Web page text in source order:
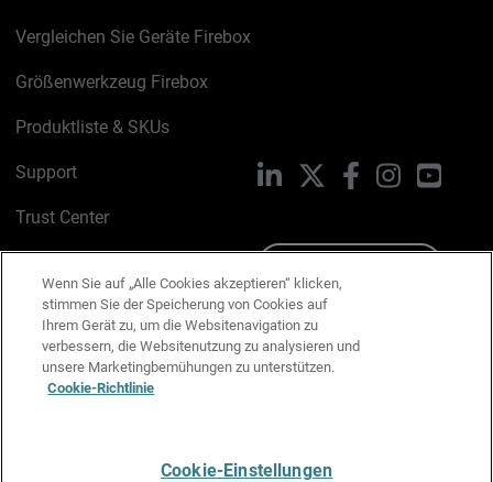
Vergleichen Sie Geräte Firebox
Größenwerkzeug Firebox
Produktliste & SKUs
Support
Trust Center
Cookie-Richtlinie
Datenschutzrichtlinie
Media & Brand Kit
LinkedIn FacebookInstagram
Wenn Sie auf „Alle Cookies akzeptieren“ klicken,
stimmen Sie der Speicherung von Cookies auf
Ihrem Gerät zu, um die Websitenavigation zu
verbessern, die Websitenutzung zu analysieren und
unsere Marketingbemühungen zu unterstützen.
Cookie-Richtlinie
Cookie-Einstellungen